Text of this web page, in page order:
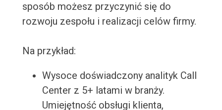
sposób możesz przyczynić się do
rozwoju zespołu i realizacji celów firmy.
Na przykład:
Wysoce doświadczony analityk Call
Center z 5+ latami w branży.
Umiejętność obsługi klienta,